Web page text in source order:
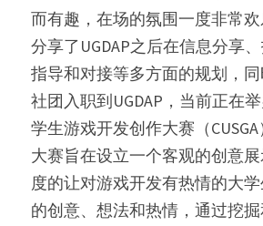
而有趣，在场的氛围一度非常
分享了UGDAP之后在信息分享
指导和对接等多方面的规划，
社团入职到UGDAP，当前正在
学生游戏开发创作大赛（
大赛旨在设立一个客观的创意
度的让对游戏开发有热情的大
的创意、想法和热情，通过挖